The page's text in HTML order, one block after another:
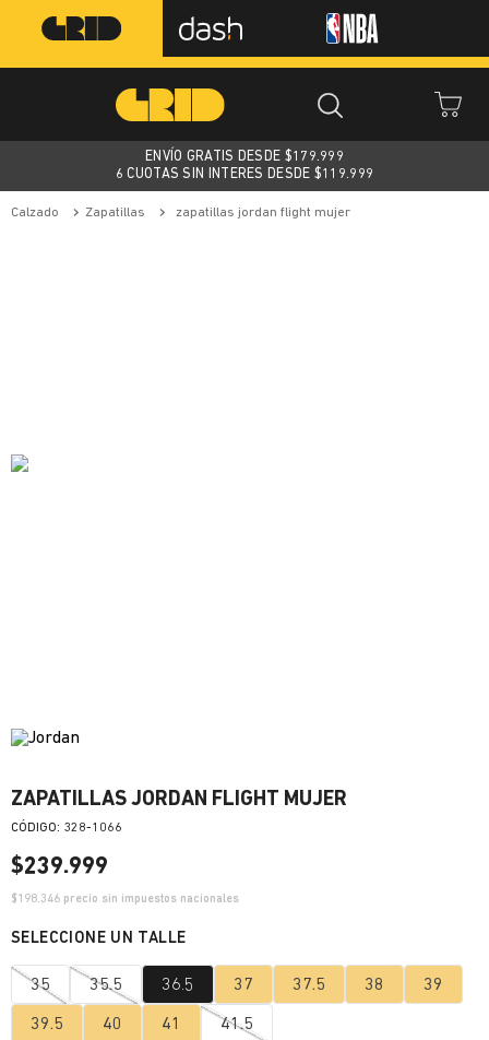
ENVÍO GRATIS DESDE $179.999
6 CUOTAS SIN INTERES DESDE $119.999
calzado zapatillas zapatillas jordan flight mujer
ZAPATILLAS JORDAN FLIGHT MUJER
: 328-1066
$239.999
$198.346 precio sin impuestos nacionales
35 35.5 36.5 37 37.5 38 39
39.5 40 41 41.5